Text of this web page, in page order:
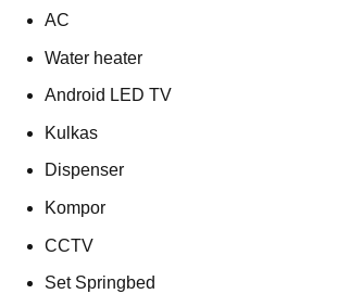
AC
Water heater
Android LED TV
Kulkas
Dispenser
Kompor
CCTV
Set Springbed